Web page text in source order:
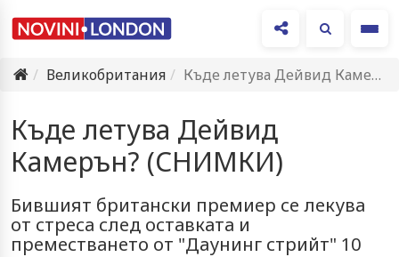
Великобритания
Къде летува Дейвид Камерън? (СНИМКИ)
Къде летува Дейвид
Камерън? (СНИМКИ)
Бившият британски премиер се лекува
от стреса след оставката и
преместването от "Даунинг стрийт" 10